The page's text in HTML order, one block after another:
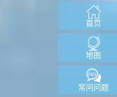
首页
地图
常问问题